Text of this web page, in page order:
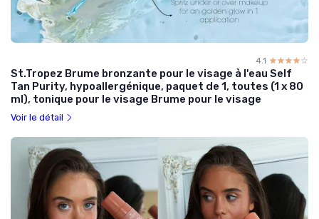
4.1 ☆☆☆☆☆
★★★★★
St.Tropez Brume bronzante pour le visage à l'eau Self
Tan Purity, hypoallergénique, paquet de 1, toutes (1 x 80
ml), tonique pour le visage Brume pour le visage
Voir le détail